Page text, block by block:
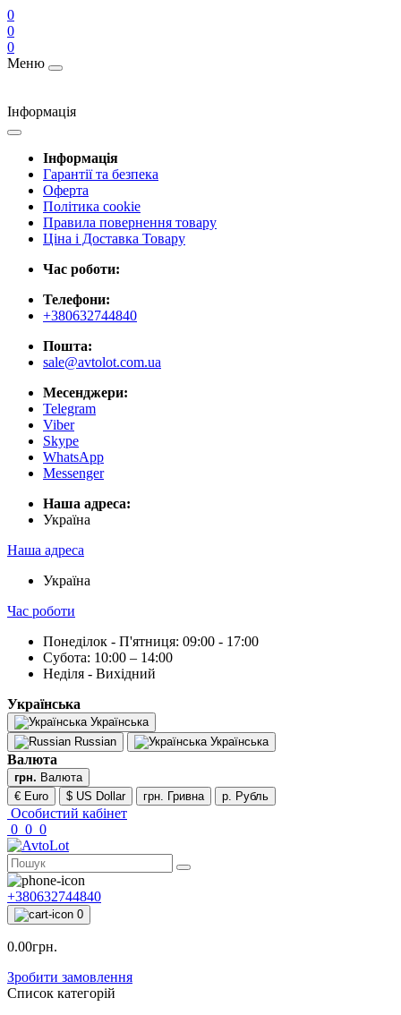
0
0
0
Меню
Інформація
Інформація
Гарантії та безпека
Оферта
Політика cookie
Правила повернення товару
Ціна і Доставка Товару
Час роботи:
Телефони:
+380632744840
Пошта:
sale@avtolot.com.ua
Месенджери:
Telegram
Viber
Skype
WhatsApp
Messenger
Наша адреса:
Українa
Наша адреса
Українa
Час роботи
Понеділок - П'ятниця: 09:00 - 17:00
Субота: 10:00 – 14:00
Неділя - Вихідний
Українська
Українська
Russian
Українська
Валюта
грн. Валюта
€ Euro
$ US Dollar грн. Гривна р. Рубль
Особистий кабінет
0 0 0
+380632744840
0
0.00грн.
Зробити замовлення
Список категорій